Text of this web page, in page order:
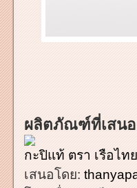
ผลิตภัณฑ์ที่เสนอ
กะปิแท้ ตรา เรือไทย
เสนอโดย: